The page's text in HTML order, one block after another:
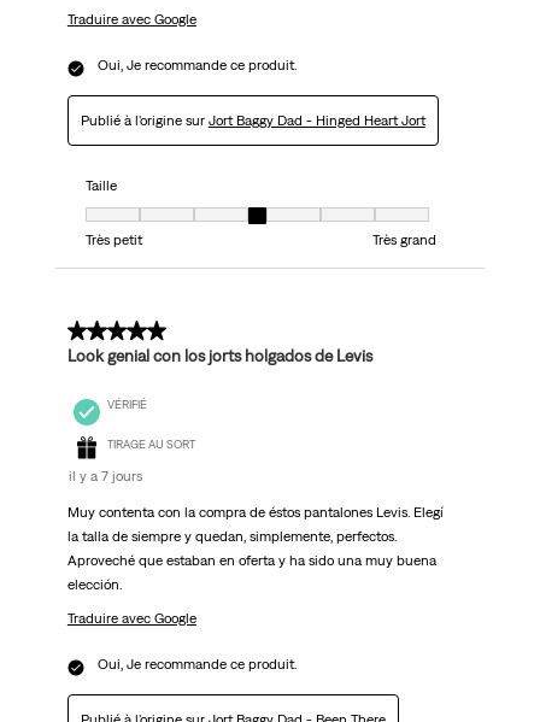
Traduire avec Google
Oui, Je recommande ce produit.
Publié à l'origine sur Jort Baggy Dad - Hinged Heart Jort
Taille
Taille, 4 sur 7, où 1 est égal à Très petit et 7 est égal à Très grand
Très petit
Très grand
5 sur 5 étoiles.
Look genial con los jorts holgados de Levis
VÉRIFIÉ
TIRAGE AU SORT
il y a 7 jours
Muy contenta con la compra de éstos pantalones Levis. Elegí
la talla de siempre y quedan, simplemente, perfectos.
Aproveché que estaban en oferta y ha sido una muy buena
elección.
Traduire avec Google
Oui, Je recommande ce produit.